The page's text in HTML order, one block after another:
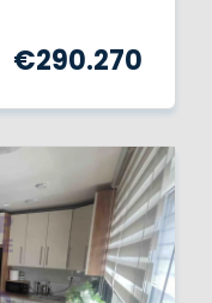
€290.270